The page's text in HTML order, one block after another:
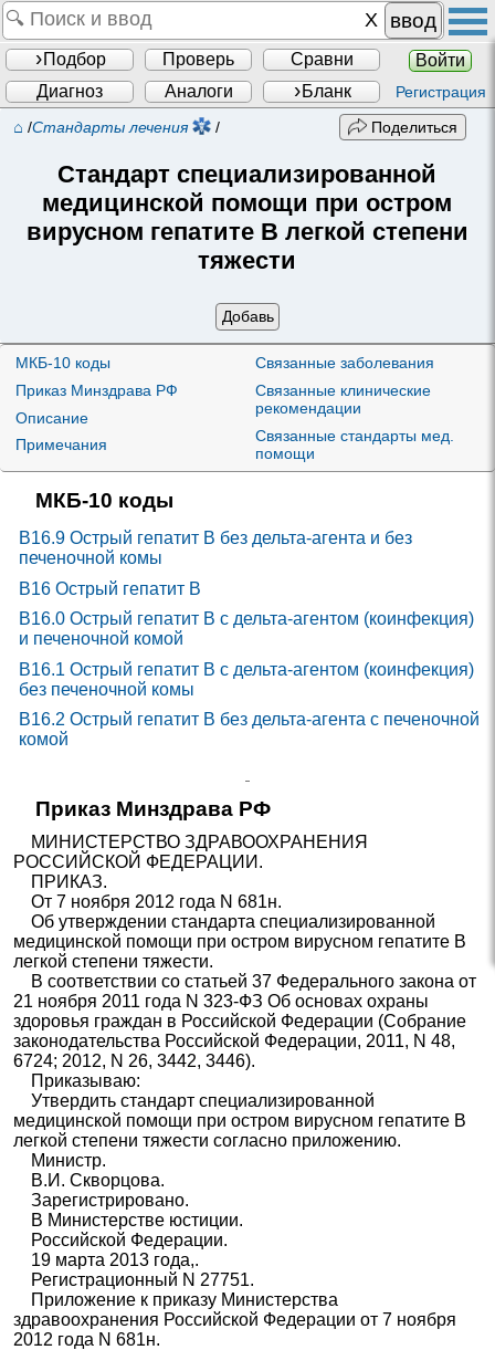
ввод
Подбор Проверь Сравни
Войти
Диагноз
Аналоги Бланк Регистрация
⌂ /Стандарты лечения / Поделиться
Стандарт специализированной
медицинской помощи при остром
вирусном гепатите В легкой степени
тяжести
Добавь
МКБ-10 коды
Приказ Минздрава РФ
Описание
Примечания
Связанные заболевания
Связанные клинические
рекомендации
Связанные стандарты мед.
помощи
МКБ-10 коды
B16.9 Острый гепатит B без дельта-агента и без
печеночной комы
B16 Острый гепатит B
B16.0 Острый гепатит B с дельта-агентом (коинфекция)
и печеночной комой
B16.1 Острый гепатит B с дельта-агентом (коинфекция)
без печеночной комы
B16.2 Острый гепатит B без дельта-агента с печеночной
комой
Приказ Минздрава РФ
МИНИСТЕРСТВО ЗДРАВООХРАНЕНИЯ
РОССИЙСКОЙ ФЕДЕРАЦИИ.
ПРИКАЗ.
От 7 ноября 2012 года N 681н.
Об утверждении стандарта специализированной
медицинской помощи при остром вирусном гепатите В
легкой степени тяжести.
В соответствии со статьей 37 Федерального закона от
21 ноября 2011 года N 323-ФЗ Об основах охраны
здоровья граждан в Российской Федерации (Собрание
законодательства Российской Федерации, 2011, N 48,
6724; 2012, N 26, 3442, 3446).
Приказываю:
Утвердить стандарт специализированной
медицинской помощи при остром вирусном гепатите В
легкой степени тяжести согласно приложению.
Министр.
В.И. Скворцова.
Зарегистрировано.
В Министерстве юстиции.
Российской Федерации.
19 марта 2013 года,.
Регистрационный N 27751.
Приложение к приказу Министерства
здравоохранения Российской Федерации от 7 ноября
2012 года N 681н.